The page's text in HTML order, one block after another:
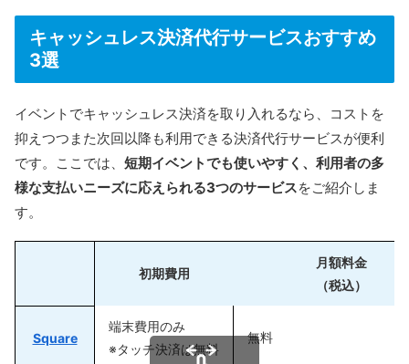
キャッシュレス決済代行サービスおすすめ
3選
イベントでキャッシュレス決済を取り入れるなら、コストを
抑えつつまた次回以降も利用できる決済代行サービスが便利
です。ここでは、 短期イベントでも使いやすく、利用者の多
様な支払いニーズに応えられる3つのサービスをご紹介しま
す。
初期費用
月額料金
（税込）
Square
端末費用のみ
※タッチ決済は無料
無料